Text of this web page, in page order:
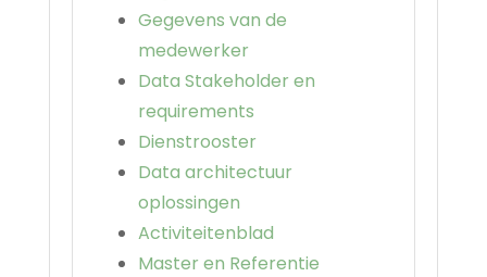
Gegevens van de
medewerker
Data Stakeholder en
requirements
Dienstrooster
Data architectuur
oplossingen
Activiteitenblad
Master en Referentie